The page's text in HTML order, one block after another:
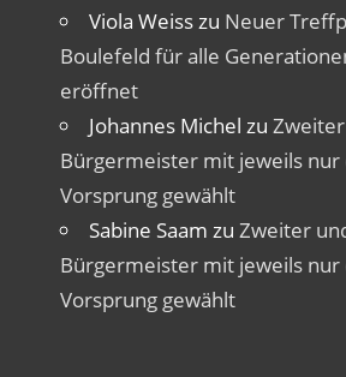
Viola Weisszu Neuer
Boulefeld für alle
eröffnet
Johannes Michel zu
Bürgermeister mit jeweils
Vorsprung gewählt
Sabine Saam zu Zweiter
Bürgermeister mit jeweils
Vorsprung gewählt